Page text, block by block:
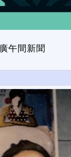
午間新聞